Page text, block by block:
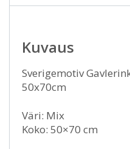
Kuvaus
Sverigemotiv
50x70cm
Väri: Mix
Koko: 50×70 cm